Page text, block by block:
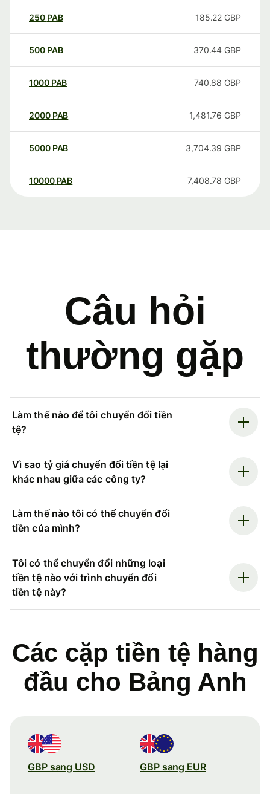
250 PAB 185.22 GBP
500 PAB 370.44 GBP
1000 PAB 740.88 GBP
2000 PAB 1,481.76 GBP
5000 PAB 3,704.39 GBP
10000 PAB 7,408.78 GBP
Câu hỏi
thường gặp
Làm thế nào để tôi chuyển đổi tiền
tệ?
Vì sao tỷ giá chuyển đổi tiền tệ lại
khác nhau giữa các công ty?
Làm thế nào tôi có thể chuyển đổi
tiền của mình?
Tôi có thể chuyển đổi những loại
tiền tệ nào với trình chuyển đổi
tiền tệ này?
Các cặp tiền tệ hàng
đầu cho Bảng Anh
GBP sang USD GBP sang EUR